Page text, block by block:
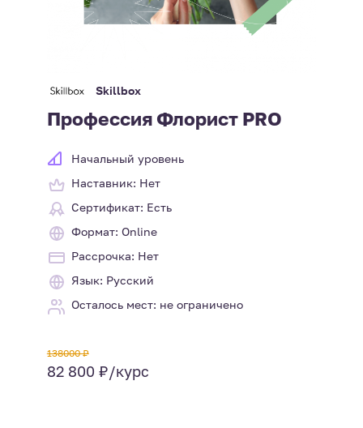
Skillbox
Профессия Флорист PRO
Начальный уровень
Наставник: Нет
Сертификат: Есть
Формат: Online
Рассрочка: Нет
Язык: Русский
Осталось мест: не ограничено
138000 ₽
82 800 ₽/курс